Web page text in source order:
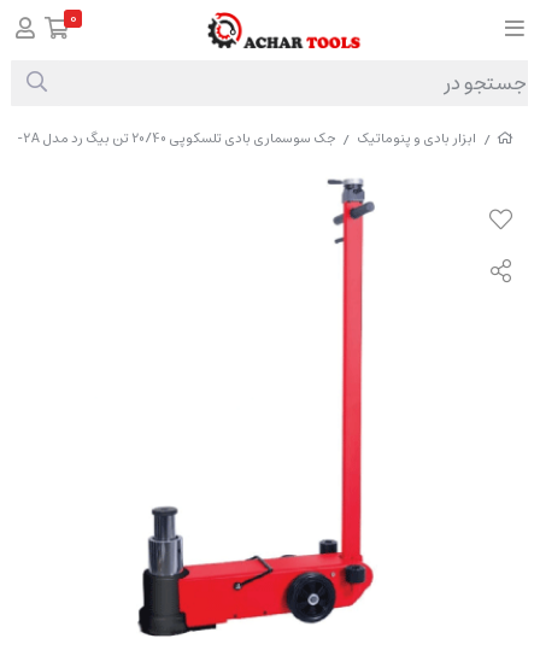
/ ابزار بادی و پنوماتیک / جک سوسماری بادی تلسکوپی 20/40 تن بیگ رد مدل TRA40-2A
0